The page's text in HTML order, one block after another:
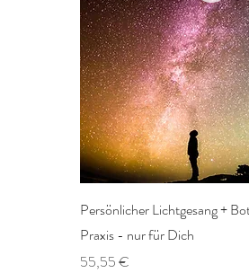
Persönlicher Lichtgesang +
Praxis - nur für Dich
Preis
55,55 €